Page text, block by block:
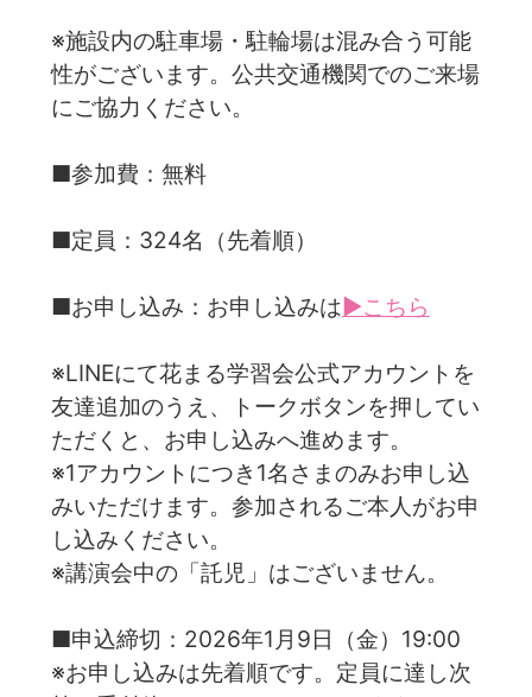
※施設内の駐車場・駐輪場は混み合う可能
性がございます。公共交通機関でのご来場
にご協力ください。
■参加費：無料
■定員：324名（先着順）
■お申し込み：お申し込みは▶こちら
※LINEにて花まる学習会公式アカウントを
友達追加のうえ、トークボタンを押してい
ただくと、お申し込みへ進めます。
※1アカウントにつき1名さまのみお申し込
みいただけます。参加されるご本人がお申
し込みください。
※講演会中の「託児」はございません。
■申込締切：2026年1月9日（金）19:00
※お申し込みは先着順です。定員に達し次